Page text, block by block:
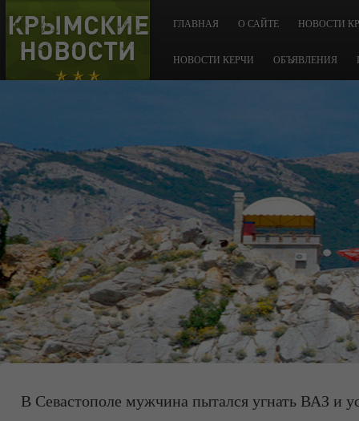
КРЫМСКИЕ
НОВОСТИ
ГЛАВНАЯ О САЙТЕ НОВОСТИ
НОВОСТИ КЕРЧИ ОБЪЯВЛЕНИЯ
В Севастополе мужчина пытался угнать ВАЗ и